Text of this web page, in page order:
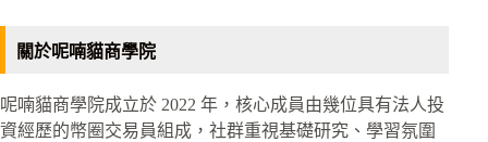
關於呢喃貓商學院
呢喃貓商學院成立於 2022 年，核心成員由幾位具有法人投
資經歷的幣圈交易員組成，社群重視基礎研究、學習氛圍